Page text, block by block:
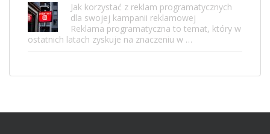
Jak korzystać z reklam programatycznych
dla swojej kampanii reklamowej
Reklama programatyczna to temat, który w
ostatnich latach zyskuje na znaczeniu w …